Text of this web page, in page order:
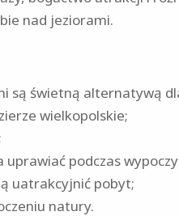
nad jeziorami.
są świetną alternatywą
wielkopolskie;
podczas
uatrakcyjnić pobyt;
natury.